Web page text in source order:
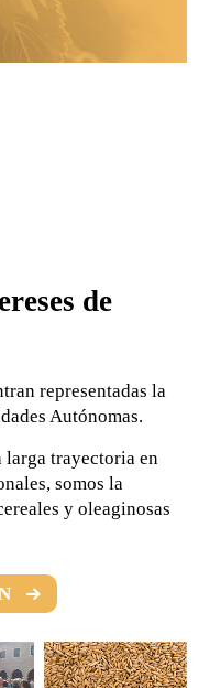
de
representadas la
Autónomas.
larga trayectoria en
somos la
y oleaginosas